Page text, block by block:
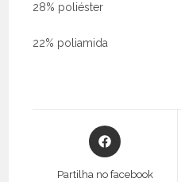
28% poliéster
22% poliamida
Opens
in
Partilha no facebook